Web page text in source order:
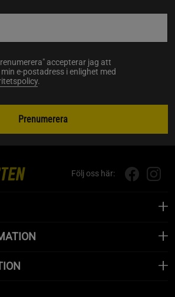
accepterar jag att
e-postadress i enlighet med
.
Prenumerera
Följ oss här: